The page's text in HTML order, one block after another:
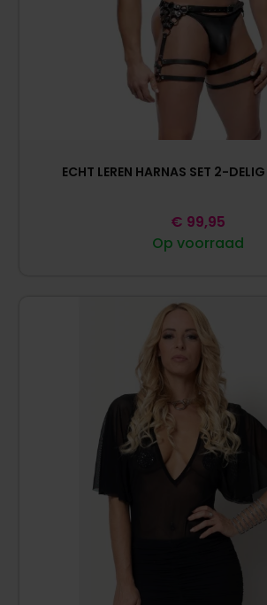
ECHT LEREN HARNAS SET 2-
Op voorraad
€ 99,95